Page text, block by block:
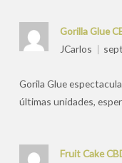
Gorilla Glue
JCarlos
Gorila Glue
últimas unidades,
Fruit Cake